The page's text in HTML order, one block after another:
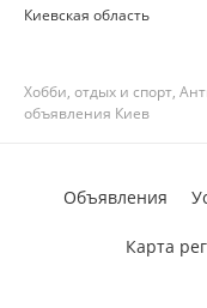
Киевская область
Хобби, отдых и спорт,
объявления Киев
Объявления
Карта